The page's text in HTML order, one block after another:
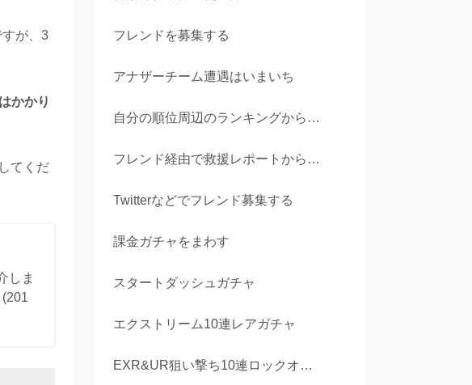
が、3
かかり
てくだ
しま
フレンドを募集する
アナザーチーム遭遇はいまいち
自分の順位周辺のランキングから申請
フレンド経由で救援レポートから申請
Twitterなどでフレンド募集する
課金ガチャをまわす
スタートダッシュガチャ
エクストリーム10連レアガチャ
EXR&UR狙い撃ち10連ロックオンガチャ